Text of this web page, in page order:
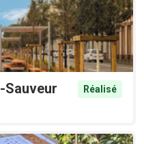
Sauveur
Réalisé